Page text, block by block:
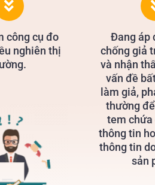
công cụ đo
nghiên thị
Đang áp
chống giả
và nhận
vấn đề
làm giả,
thường
tem
thông tin
thông tin
sản